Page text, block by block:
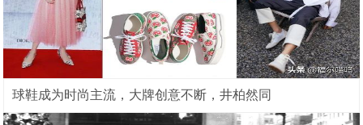
球鞋成为时尚主流，大牌创意不断，井柏然同